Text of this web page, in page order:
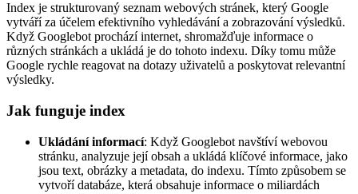
Index je strukturovaný seznam webových stránek, který Google
vytváří za účelem efektivního vyhledávání a zobrazování výsledků.
Když Googlebot prochází internet, shromažďuje informace o
různých stránkách a ukládá je do tohoto indexu. Díky tomu může
Google rychle reagovat na dotazy uživatelů a poskytovat relevantní
výsledky.
Jak funguje index
Ukládání informací: Když Googlebot navštíví webovou
stránku, analyzuje její obsah a ukládá klíčové informace, jako
jsou text, obrázky a metadata, do indexu. Tímto způsobem se
vytvoří databáze, která obsahuje informace o miliardách